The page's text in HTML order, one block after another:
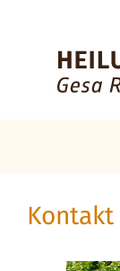
springen
Kontakt